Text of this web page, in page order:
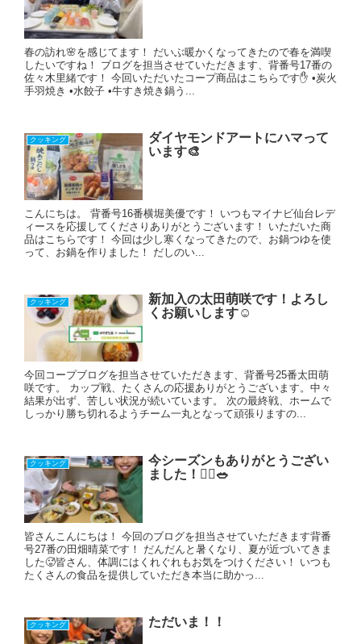
春の訪れ🌸を感じてます！ だいぶ暖かくなってきたので春を満喫
したいですね！ ブログを担当させていただきます、背番号17番の
佐々木里緒です！ 今回いただいたコープ商品はこちらです✋ •炭火
手羽焼き •水餃子 •牛すき焼き鍋う...
クッキング
ダイヤモンドアートにハマって
います🎨
こんにちは。 背番号16番横堀美優です！ いつもマイナビ仙台レデ
ィースを応援してくださりありがとうございます！ いただいた商
品はこちらです！ 今回は少し寒くなってきたので、お鍋つゆを使
って、お鍋を作りました！ だしのい...
クッキング
新加入の太田萌咲です！よろし
くお願いします☺
今回コープブログを担当させていただきます、背番号25番太田萌
咲です。 カップ戦、たくさんの応援ありがとうございます。中々
結果が出ず、苦しい状況が続いています。 次の最終戦、ホームで
しっかり勝ち切れるようチーム一丸となって頑張りますの...
クッキング
今シーズンもありがとうござい
ました！🙇‍♀️🥗
皆さんこんにちは！ 今回のブログを担当させていただきます背番
号27番の田畑晴菜です！ だんだんと暑くなり、夏が近づいてきま
した🥵皆さん、体調にはくれぐれもお気をつけください！ いつも
たくさんの食品を提供していただき本当に助かっ...
クッキング ただいま！！